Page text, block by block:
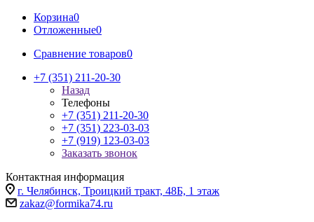
Корзина0
Отложенные0
Сравнение товаров0
+7 (351) 211-20-30
Назад
Телефоны
+7 (351) 211-20-30
+7 (351) 223-03-03
+7 (919) 123-03-03
Заказать звонок
Контактная информация
г. Челябинск, Троицкий тракт, 48Б, 1 этаж
zakaz@formika74.ru